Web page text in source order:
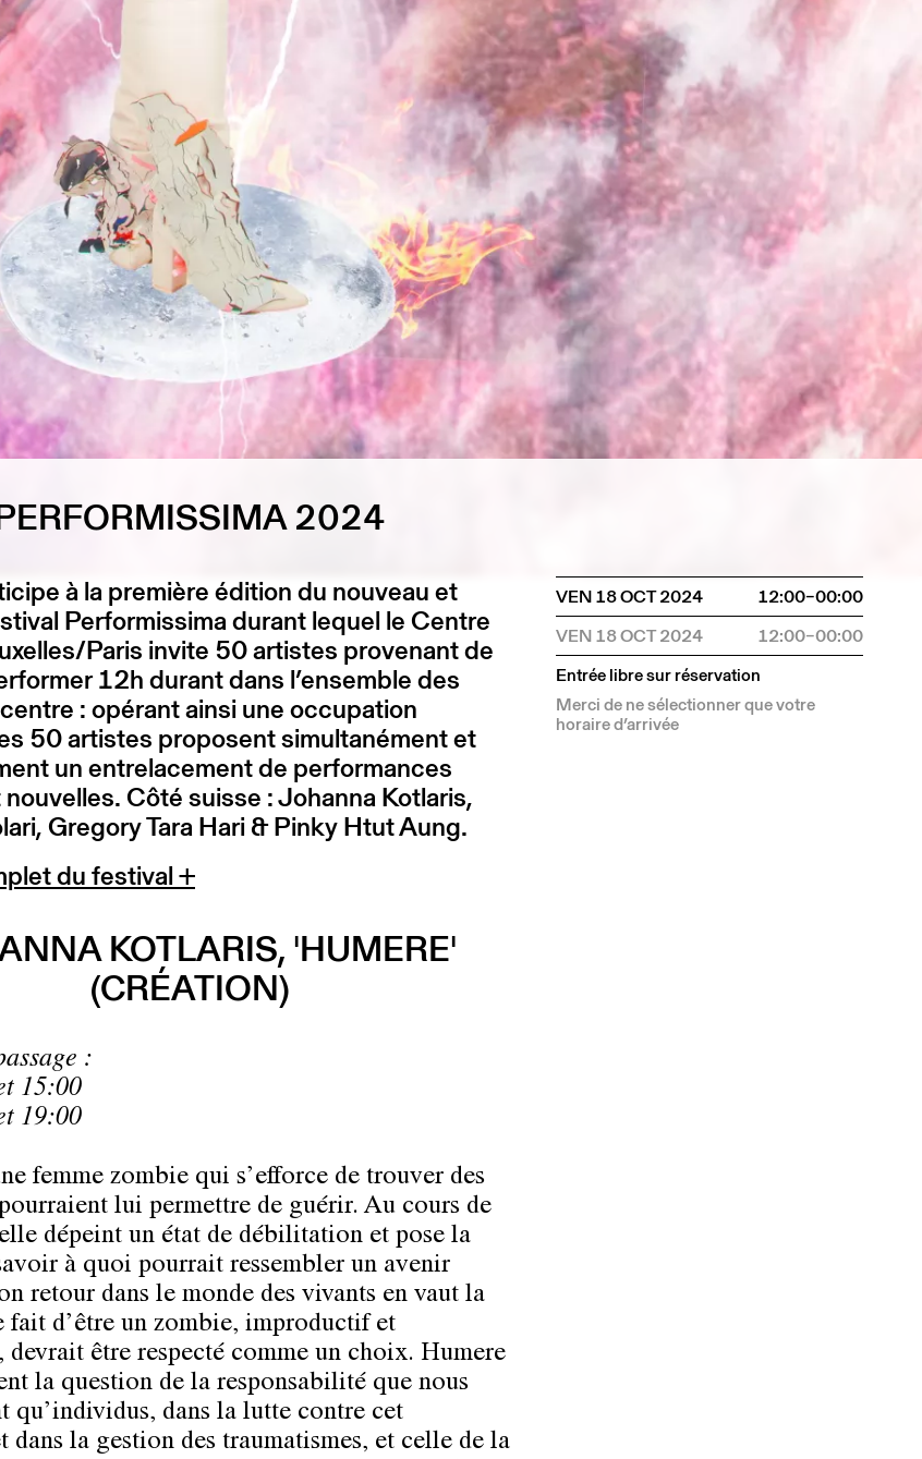
2024
à la première édition du nouveau et
Performissima durant lequel le Centre
Paris invite 50 artistes provenant de
12h durant dans l’ensemble des
: opérant ainsi une occupation
50 artistes proposent simultanément et
un entrelacement de performances
Côté suisse : Johanna Kotlaris,
Gregory Tara Hari & Pinky Htut Aung.
du festival +
KOTLARIS, 'HUMERE'
(CRÉATION)
:
15:00
19:00
femme zombie qui s’efforce de trouver des
lui permettre de guérir. Au cours de
dépeint un état de débilitation et pose la
à quoi pourrait ressembler un avenir
retour dans le monde des vivants en vaut la
fait d’être un zombie, improductif et
devrait être respecté comme un choix. Humere
la question de la responsabilité que nous
qu’individus, dans la lutte contre cet
dans la gestion des traumatismes, et celle de la
VEN 18 OCT 2024
12:00–00:00
VEN 18 OCT 2024
12:00–00:00
Entrée libre sur réservation
Merci de ne sélectionner que votre
horaire d’arrivée